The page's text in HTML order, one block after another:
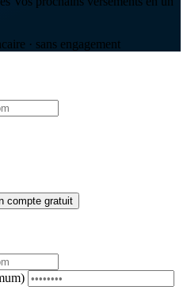
· sans engagement
compte gratuit